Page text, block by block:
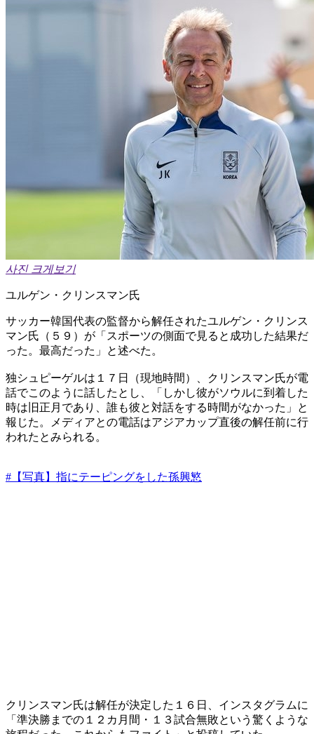
사진 크게보기
ユルゲン・クリンスマン氏
サッカー韓国代表の監督から解任されたユルゲン・クリンス
マン氏（５９）が「スポーツの側面で見ると成功した結果だ
った。最高だった」と述べた。
独シュピーゲルは１７日（現地時間）、クリンスマン氏が電
話でこのように話したとし、「しかし彼がソウルに到着した
時は旧正月であり、誰も彼と対話をする時間がなかった」と
報じた。メディアとの電話はアジアカップ直後の解任前に行
われたとみられる。
#【写真】指にテーピングをした孫興慜
クリンスマン氏は解任が決定した１６日、インスタグラムに
「準決勝までの１２カ月間・１３試合無敗という驚くような